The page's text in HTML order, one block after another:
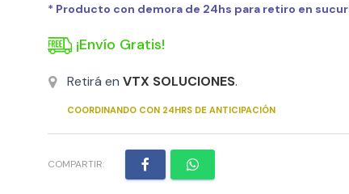
* Producto con demora de 24hs para retiro en
¡Envío Gratis!
Retirá en VTX SOLUCIONES.
COORDINANDO CON 24HRS DE ANTICIPACIÓN
COMPARTIR: